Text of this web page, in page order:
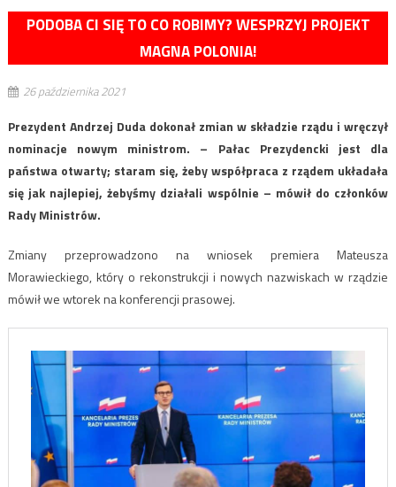
PODOBA CI SIĘ TO CO ROBIMY? WESPRZYJ PROJEKT
MAGNA POLONIA!
26 października 2021
Prezydent Andrzej Duda dokonał zmian w składzie rządu i wręczył
nominacje nowym ministrom. – Pałac Prezydencki jest dla
państwa otwarty; staram się, żeby współpraca z rządem układała
się jak najlepiej, żebyśmy działali wspólnie – mówił do członków
Rady Ministrów.
Zmiany przeprowadzono na wniosek premiera Mateusza
Morawieckiego, który o rekonstrukcji i nowych nazwiskach w rządzie
mówił we wtorek na konferencji prasowej.